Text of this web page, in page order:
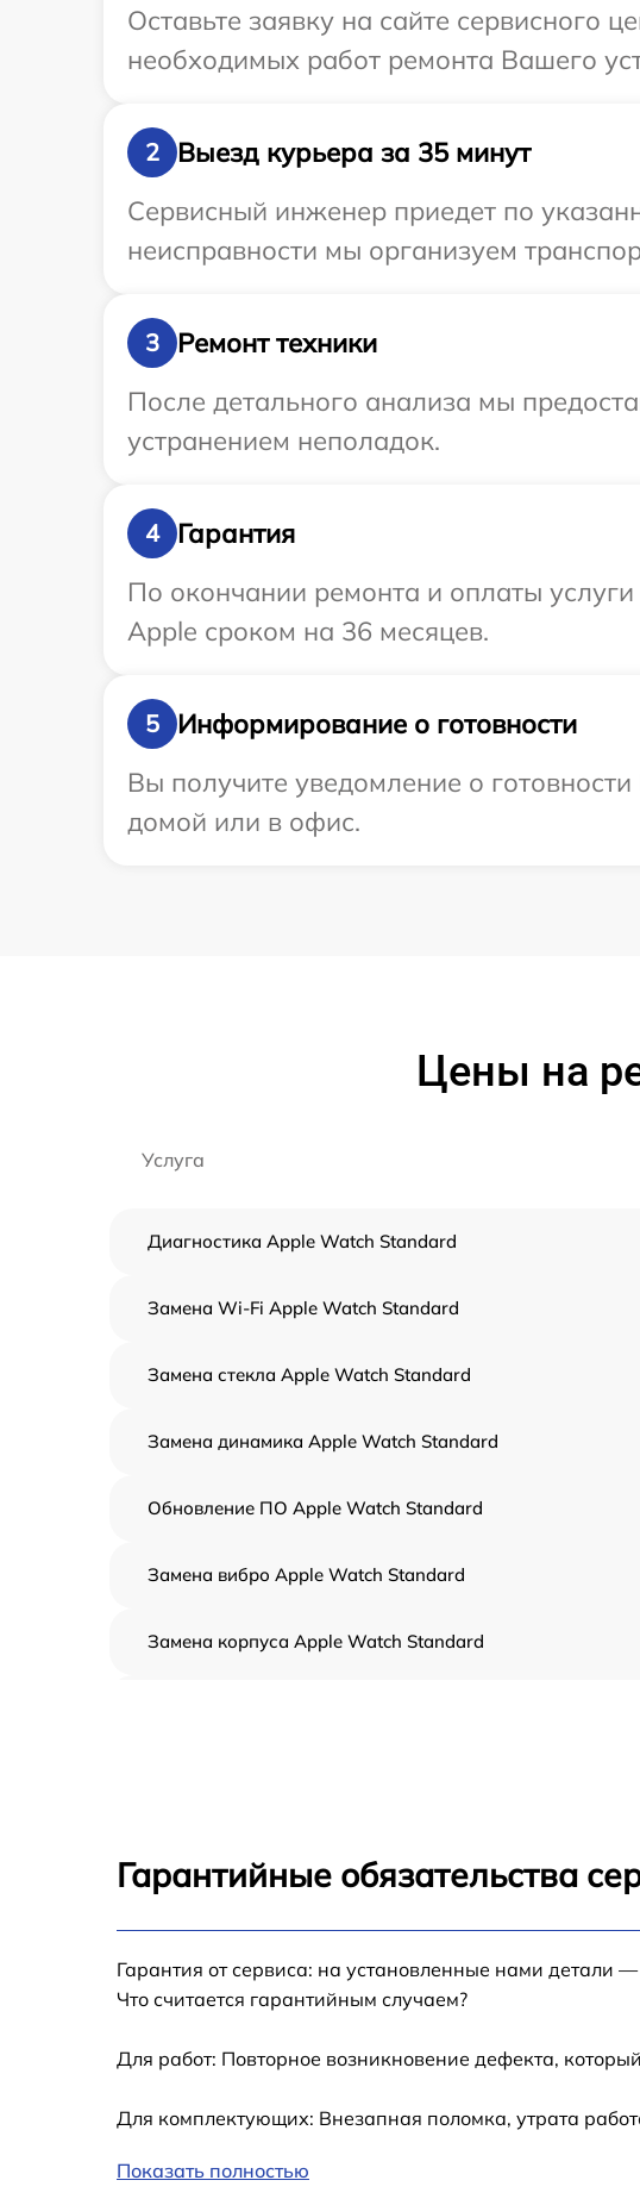
Оставьте заявку на сайте сервисного
необходимых работ ремонта Вашего
2
Выезд курьера за 35 минут
Сервисный инженер приедет по
неисправности мы организуем
3
Ремонт техники
После детального анализа мы
устранением неполадок.
4
Гарантия
По окончании ремонта и оплаты
Apple сроком на 36 месяцев.
5
Информирование о готовности
Вы получите уведомление о
домой или в офис.
Цены на
Услуга
Диагностика Apple Watch Standard
Замена Wi-Fi Apple Watch Standard
Замена стекла Apple Watch Standard
Замена динамика Apple Watch Standard
Обновление ПО Apple Watch Standard
Замена вибро Apple Watch Standard
Замена корпуса Apple Watch Standard
Замена кнопки включения Apple Watch
Standard
Гарантийные обязательства
Гарантия от сервиса: на установленные нами детали
Что считается гарантийным случаем?
Для работ: Повторное возникновение дефекта,
Для комплектующих: Внезапная поломка, утрата
Показать полностью